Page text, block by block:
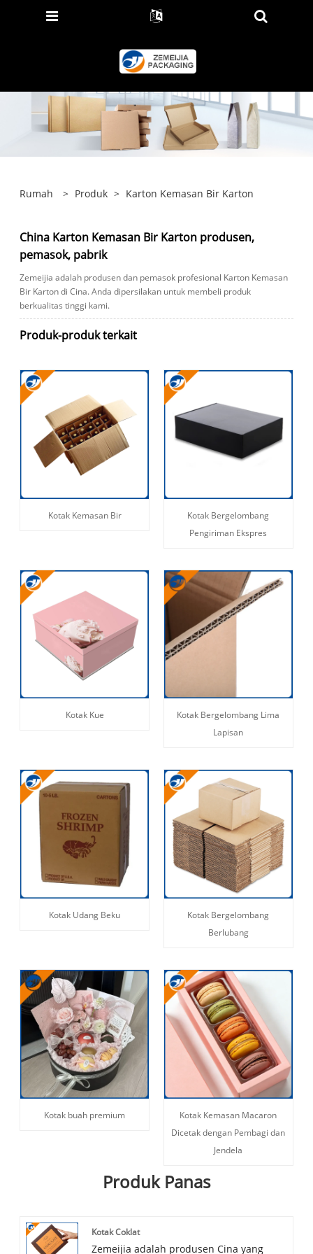
Rumah > Produk > Karton Kemasan Bir Karton
China Karton Kemasan Bir Karton produsen,
pemasok, pabrik
Zemeijia adalah produsen dan pemasok profesional Karton Kemasan
Bir Karton di Cina. Anda dipersilakan untuk membeli produk
berkualitas tinggi kami.
Produk-produk terkait
Kotak Kemasan Bir
Kotak Bergelombang
Pengiriman Ekspres
Kotak Kue
Kotak Bergelombang Lima
Lapisan
Kotak Udang Beku
Kotak Bergelombang
Berlubang
Kotak buah premium
Kotak Kemasan Macaron
Dicetak dengan Pembagi dan
Jendela
Produk Panas
Kotak Coklat
Zemeijia adalah produsen Cina yang